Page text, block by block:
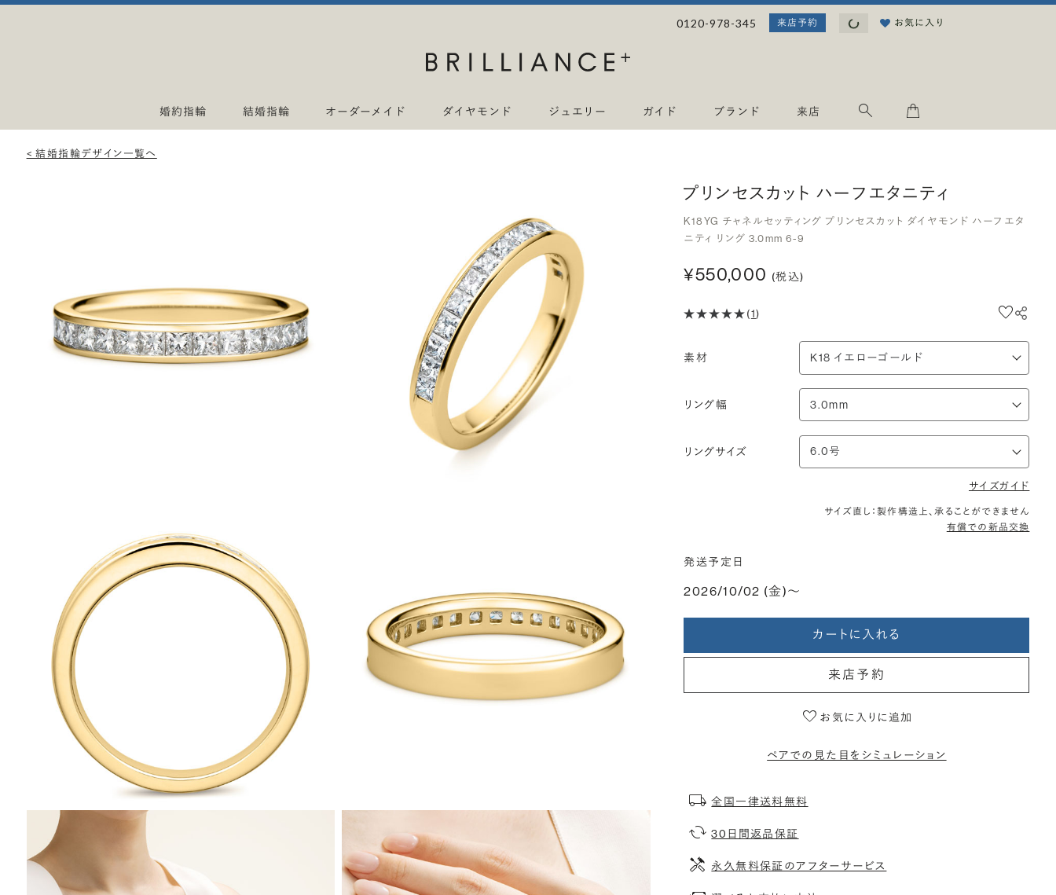
0120-978-345 来店予約 読み込み中...お気に入り
婚約指輪 結婚指輪 オーダーメイド ダイヤモンド ジュエリー ガイド ブランド 来店
< 結婚指輪デザイン一覧へ
プリンセスカット ハーフエタニティ
K18YG チャネルセッティング プリンセスカット ダイヤモンド ハーフエタ
ニティ リング 3.0mm 6-9
¥550,000 (税込)
(1)
素材
リング幅
リングサイズ
サイズガイド
サイズ直し：製作構造上、承ることができません
有償での新品交換
発送予定日
2026/10/02 (金)〜
カートに入れる
来店予約
お気に入りに追加
ペアでの見た目をシミュレーション
全国一律送料無料
30日間返品保証
永久無料保証のアフターサービス